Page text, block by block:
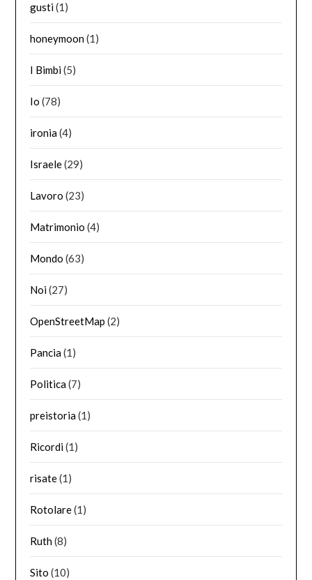
gusti(1)
honeymoon(1)
I Bimbi(5)
Io (78)
ironia(4)
Israele(29)
Lavoro (23)
Matrimonio (4)
Mondo (63)
Noi(27)
OpenStreetMap (2)
Pancia(1)
Politica(7)
preistoria(1)
Ricordi(1)
risate(1)
Rotolare(1)
Ruth(8)
Sito (10)